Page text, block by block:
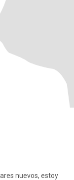
nuevos, estoy